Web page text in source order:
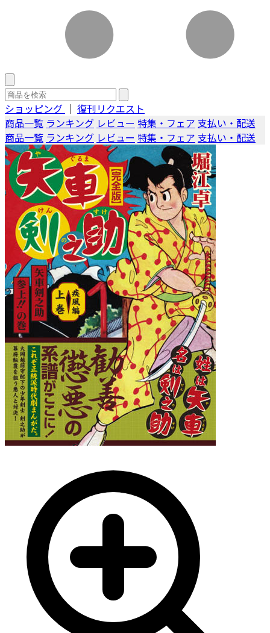
ショッピング ｜ 復刊リクエスト
商品一覧 ランキング レビュー 特集・フェア 支払い・配送
商品一覧 ランキング レビュー 特集・フェア 支払い・配送